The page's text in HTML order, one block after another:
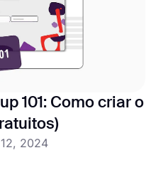
101: Como criar o
2024